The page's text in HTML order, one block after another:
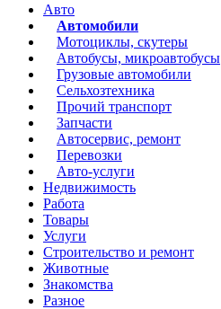
Авто
Автомобили
Мотоциклы, скутеры
Автобусы, микроавтобусы
Грузовые автомобили
Сельхозтехника
Прочий транспорт
Запчасти
Автосервис, ремонт
Перевозки
Авто-услуги
Недвижимость
Работа
Товары
Услуги
Строительство и ремонт
Животные
Знакомства
Разное